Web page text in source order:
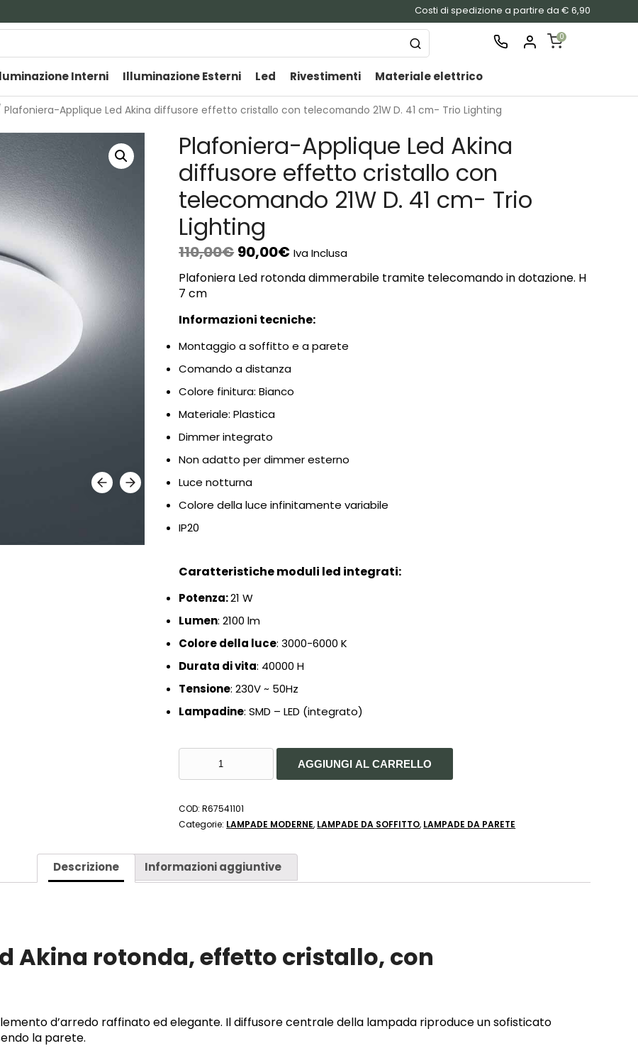
Costi di spedizione a partire da € 6,90
0
CART
Interni Illuminazione Esterni Led Rivestimenti Materiale elettrico
Plafoniera-Applique Led Akina diffusore effetto cristallo con telecomando 21W D. 41 cm- Trio Lighting
Plafoniera-Applique Led Akina
diffusore effetto cristallo con
telecomando 21W D. 41 cm- Trio
Lighting
110,00€ 90,00€ Iva Inclusa
Plafoniera Led rotonda dimmerabile tramite telecomando in dotazione. H
7 cm
Informazioni tecniche:
Montaggio a soffitto e a parete
Comando a distanza
Colore finitura: Bianco
Materiale: Plastica
Dimmer integrato
Non adatto per dimmer esterno
Luce notturna
Colore della luce infinitamente variabile
IP20
Caratteristiche moduli led integrati:
Potenza:21 W
Lumen: 2100 lm
Colore della luce: 3000-6000 K
Durata di vita: 40000 H
Tensione: 230V ~ 50Hz
Lampadine: SMD – LED (integrato)
APPLIQUE
AKINA
DIFFUSORE
EFFETTO
CON
TELECOMANDO
TRIO
AGGIUNGI AL CARRELLO
COD:R67541101
Categorie: LAMPADE MODERNE, LAMPADE DA SOFFITTO, LAMPADE DA PARETE
Descrizione Informazioni aggiuntive
Akina rotonda, effetto cristallo, con
d’arredo raffinato ed elegante. Il diffusore centrale della lampada riproduce un sofisticato
la parete.